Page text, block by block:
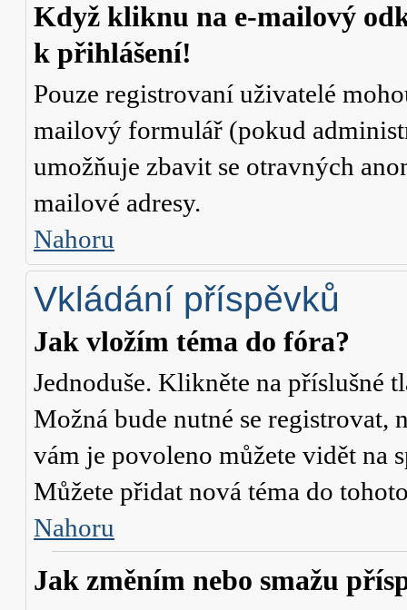
Když kliknu na e-mailový
k přihlášení!
Pouze registrovaní uživatelé
mailový formulář (pokud
umožňuje zbavit se otravných
mailové adresy.
Nahoru
Vkládání příspěvků
Jak vložím téma do fóra?
Jednoduše. Klikněte na příslušné
Možná bude nutné se registrovat,
vám je povoleno můžete vidět na
Můžete přidat nová téma do
Nahoru
Jak změním nebo smažu